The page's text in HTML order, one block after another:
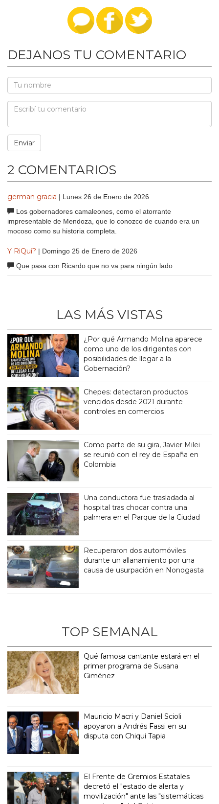
DEJANOS TU COMENTARIO
2 COMENTARIOS
german gracia | Lunes 26 de Enero de 2026
Los gobernadores camaleones, como el atorrante
impresentable de Mendoza, que lo conozco de cuando era un
mocoso como su historia completa.
Y RiQui? | Domingo 25 de Enero de 2026
Que pasa con Ricardo que no va para ningún lado
LAS MÁS VISTAS
¿Por qué Armando Molina aparece
como uno de los dirigentes con
posibilidades de llegar a la
Gobernación?
Chepes: detectaron productos
vencidos desde 2021 durante
controles en comercios
Como parte de su gira, Javier Milei
se reunió con el rey de España en
Colombia
Una conductora fue trasladada al
hospital tras chocar contra una
palmera en el Parque de la Ciudad
Recuperaron dos automóviles
durante un allanamiento por una
causa de usurpación en Nonogasta
TOP SEMANAL
Qué famosa cantante estará en el
primer programa de Susana
Giménez
Mauricio Macri y Daniel Scioli
apoyaron a Andrés Fassi en su
disputa con Chiqui Tapia
El Frente de Gremios Estatales
decretó el "estado de alerta y
movilización" ante las "sistemáticas